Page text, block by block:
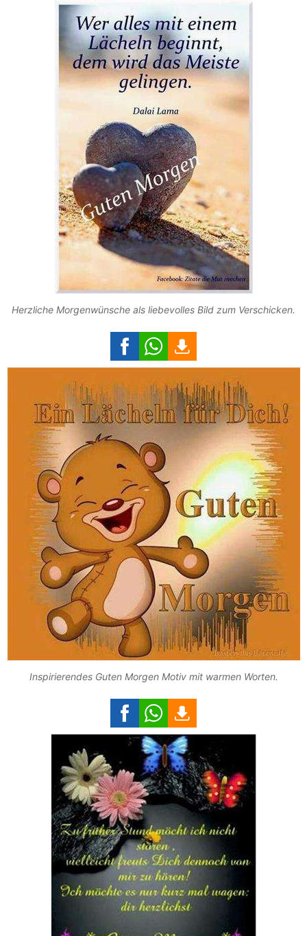
Herzliche Morgenwünsche als liebevolles Bild zum Verschicken.
Inspirierendes Guten Morgen Motiv mit warmen Worten.